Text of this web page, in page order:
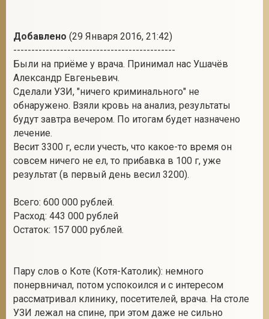
Добавлено (29 Января 2016, 21:42)
---------------------------------------------
Были на приёме у врача. Принимал нас Ушачёв
Александр Евгеньевич.
Сделали УЗИ, "ничего криминального" не
обнаружено. Взяли кровь на анализ, результаты
будут завтра вечером. По итогам будет назначено
лечение.
Весит 3300 г, если учесть, что какое-то время он
совсем ничего не ел, то прибавка в 100 г, уже
результат (в первый день весил 3200).
Всего: 600 000 рублей.
Расход: 443 000 рублей
Остаток: 157 000 рублей.
Пару слов о Коте (Котя-Католик): немного
понервничал, потом успокоился и с интересом
рассматривал клинику, посетителей, врача. На столе
УЗИ лежал на спине, при этом даже не сильно